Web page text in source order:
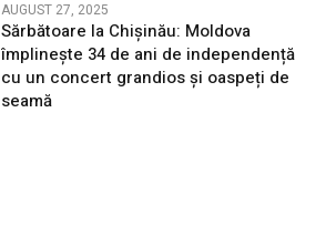
AUGUST 27, 2025
Sărbătoare la Chișinău: Moldova
împlinește 34 de ani de independență
cu un concert grandios și oaspeți de
seamă